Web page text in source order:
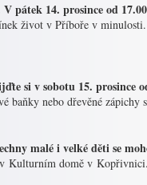
14. prosince od
život v Příboře v minulosti.
si v sobotu 15. prosince
baňky nebo dřevěné zápichy
malé i velké děti se
Kulturním domě v Kopřivnici.